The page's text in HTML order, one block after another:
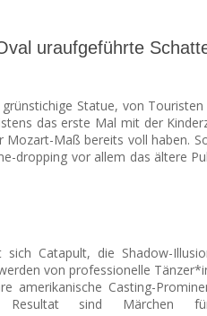
uraufgeführte
Statue, von
das erste Mal mit der
Mozart-Maß bereits voll haben.
vor allem das ältere
sich Catapult, die Shadow-
von professionelle
amerikanische Casting-
sind Märchen